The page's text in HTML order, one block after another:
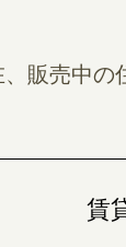
、販売中の
賃